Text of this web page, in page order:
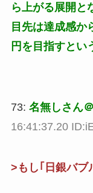
ら上がる展開と
目先は達成感か
円を目指すとい
73: 名無しさん
16:41:37.20
>もし｢日銀バブ